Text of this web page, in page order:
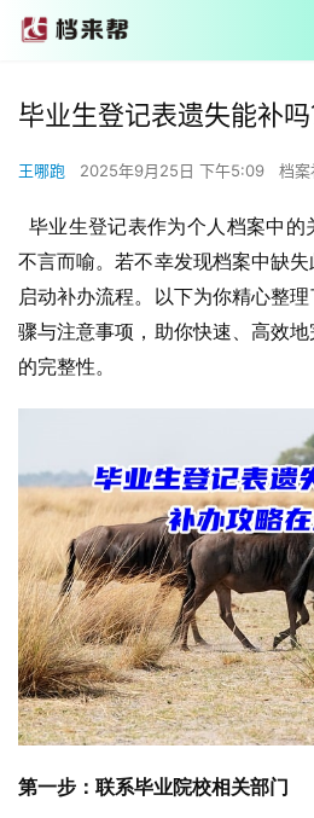
毕业生登记表遗失能补吗
王哪跑 2025年9月25日 下午5:09 档案
不言而喻。若不幸发现档案中缺
启动补办流程。以下为你精心整
骤与注意事项，助你快速、高效
的完整性。
第一步：联系毕业院校相关部门